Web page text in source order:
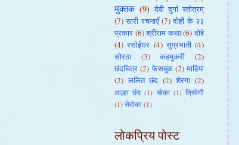
मुक्तक (9) देवी दुर्गा स्तोत्रम्
(7) सारी रचनाएँ (7) दोहों के २३
प्रकार (6) श्रीराम कथा (6) दोहे
(4) रसोईघर (4) सुप्रभाती (4)
सोरठा
(3) कहमुकरी
(2)
छंदचित्र (2) फेसबुक (2) माहिया
(2) ललित छंद (2) शेरगा (2)
आल्हा छंद (1) चोका (1) त्रिवेणी
(1) सेदोका (1)
लोकप्रिय पोस्ट